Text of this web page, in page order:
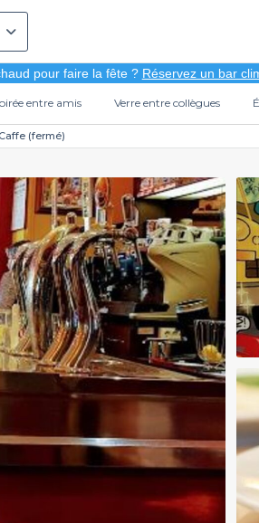
pour faire la fête ? Réservez un bar
entre amis Verre entre collègues
(fermé)